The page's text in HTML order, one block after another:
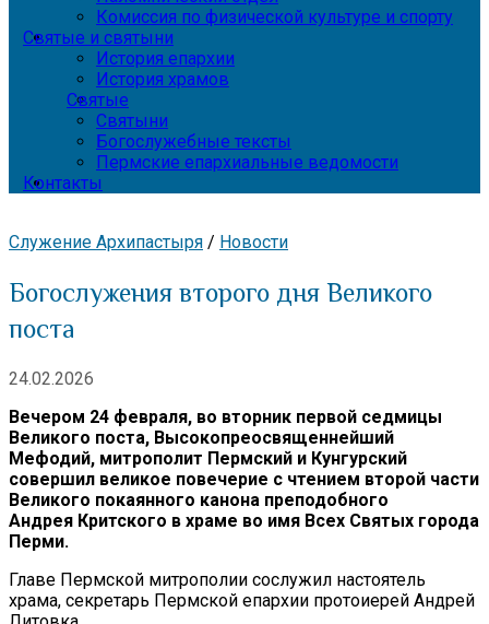
Комиссия по физической культуре и спорту
Святые и святыни
История епархии
История храмов
Святые
Святыни
Богослужебные тексты
Пермские епархиальные ведомости
Контакты
Служение Архипастыря / Новости
Богослужения второго дня Великого
поста
24.02.2026
Вечером 24 февраля, во вторник первой седмицы
Великого поста, Высокопреосвященнейший
Мефодий, митрополит Пермский и Кунгурский
совершил великое повечерие с чтением второй части
Великого покаянного канона преподобного
Андрея Критского в храме во имя Всех Святых города
Перми.
Главе Пермской митрополии сослужил настоятель
храма, секретарь Пермской епархии протоиерей Андрей